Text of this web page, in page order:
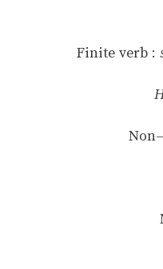
Finite verb :